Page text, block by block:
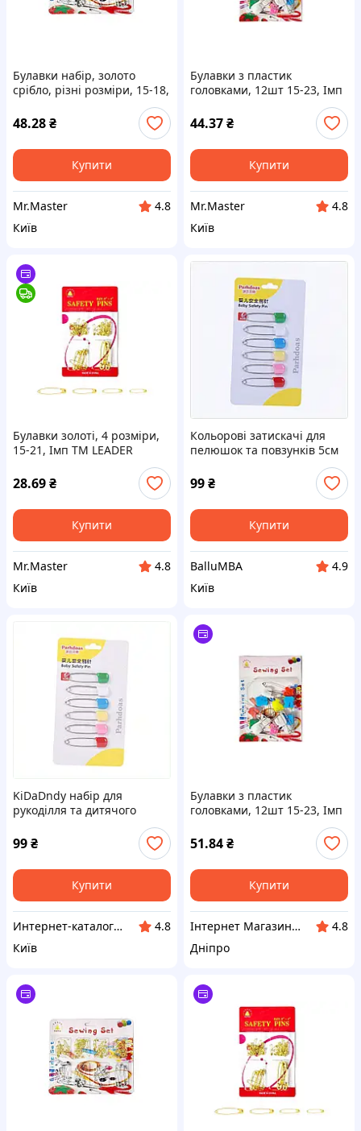
Булавки набір, золото
срібло, різні розміри, 15-18,
48.28₴
Купити
Mr.Master
4.8
Київ
Булавки з пластик
головками, 12шт 15-23, Імп
44.37₴
Купити
Mr.Master
4.8
Київ
Булавки золоті, 4 розміри,
15-21, Імп ТМ LEADER
28.69₴
Купити
Mr.Master
4.8
Київ
Кольорові затискачі для
пелюшок та повзунків 5см
99₴
Купити
BalluMBA
4.9
Київ
KiDaDndy набір для
рукоділля та дитячого
99₴
Купити
Интернет-ка​талог ски​д​​ок "ХО-РО-ШО!"
4.8
Київ
Булавки з пластик
головками, 12шт 15-23, Імп
51.84₴
Купити
Інтернет Магазин BuyPlace
4.8
Дніпро